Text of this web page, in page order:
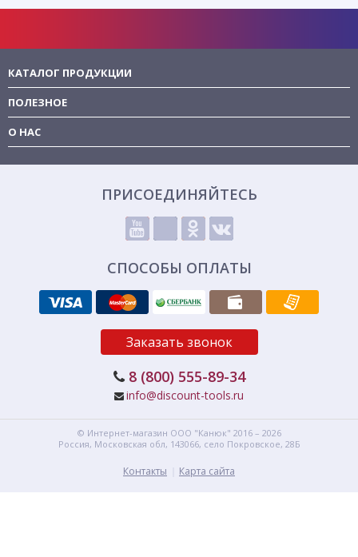
КАТАЛОГ ПРОДУКЦИИ
ПОЛЕЗНОЕ
О НАС
ПРИСОЕДИНЯЙТЕСЬ
СПОСОБЫ ОПЛАТЫ
Заказать звонок
8 (800) 555-89-34
info@discount-tools.ru
© Интернет-магазин ООО "Канюк" 2016 – 2026
Россия, Московская обл, 143066, село Покровское, 28Б
Контакты Карта сайта